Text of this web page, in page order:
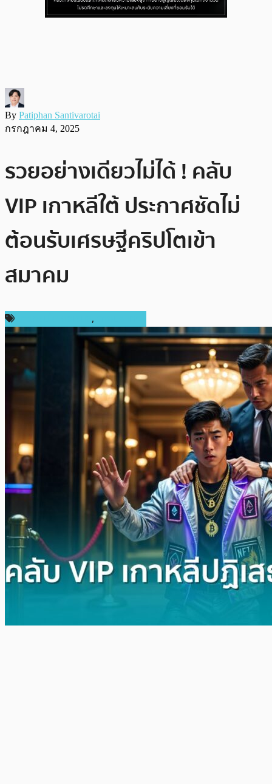
By Patiphan Santivarotai
กรกฎาคม 4, 2025
รวยอย่างเดียวไม่ได้ ! คลับ
VIP เกาหลีใต้ ประกาศชัดไม่
ต้อนรับเศรษฐีคริปโตเข้า
สมาคม
,